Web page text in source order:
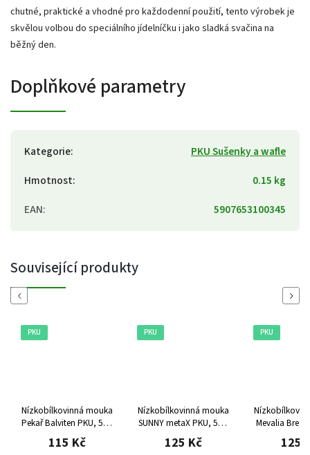
chutné, praktické a vhodné pro každodenní použití, tento výrobek je
skvělou volbou do speciálního jídelníčku i jako sladká svačina na
běžný den.
Doplňkové parametry
Kategorie:
PKU Sušenky a wafle
Hmotnost:
0.15 kg
EAN: 5907653100345
Související produkty
Previous
PKU
Nízkobílkovinná mouka
Pekař Balviten PKU, 500
g
115 Kč
PKU
Nízkobílkovinná mouka
SUNNY metaX PKU, 500
g
125 Kč
PKU
Mevalia
g)
125
Next